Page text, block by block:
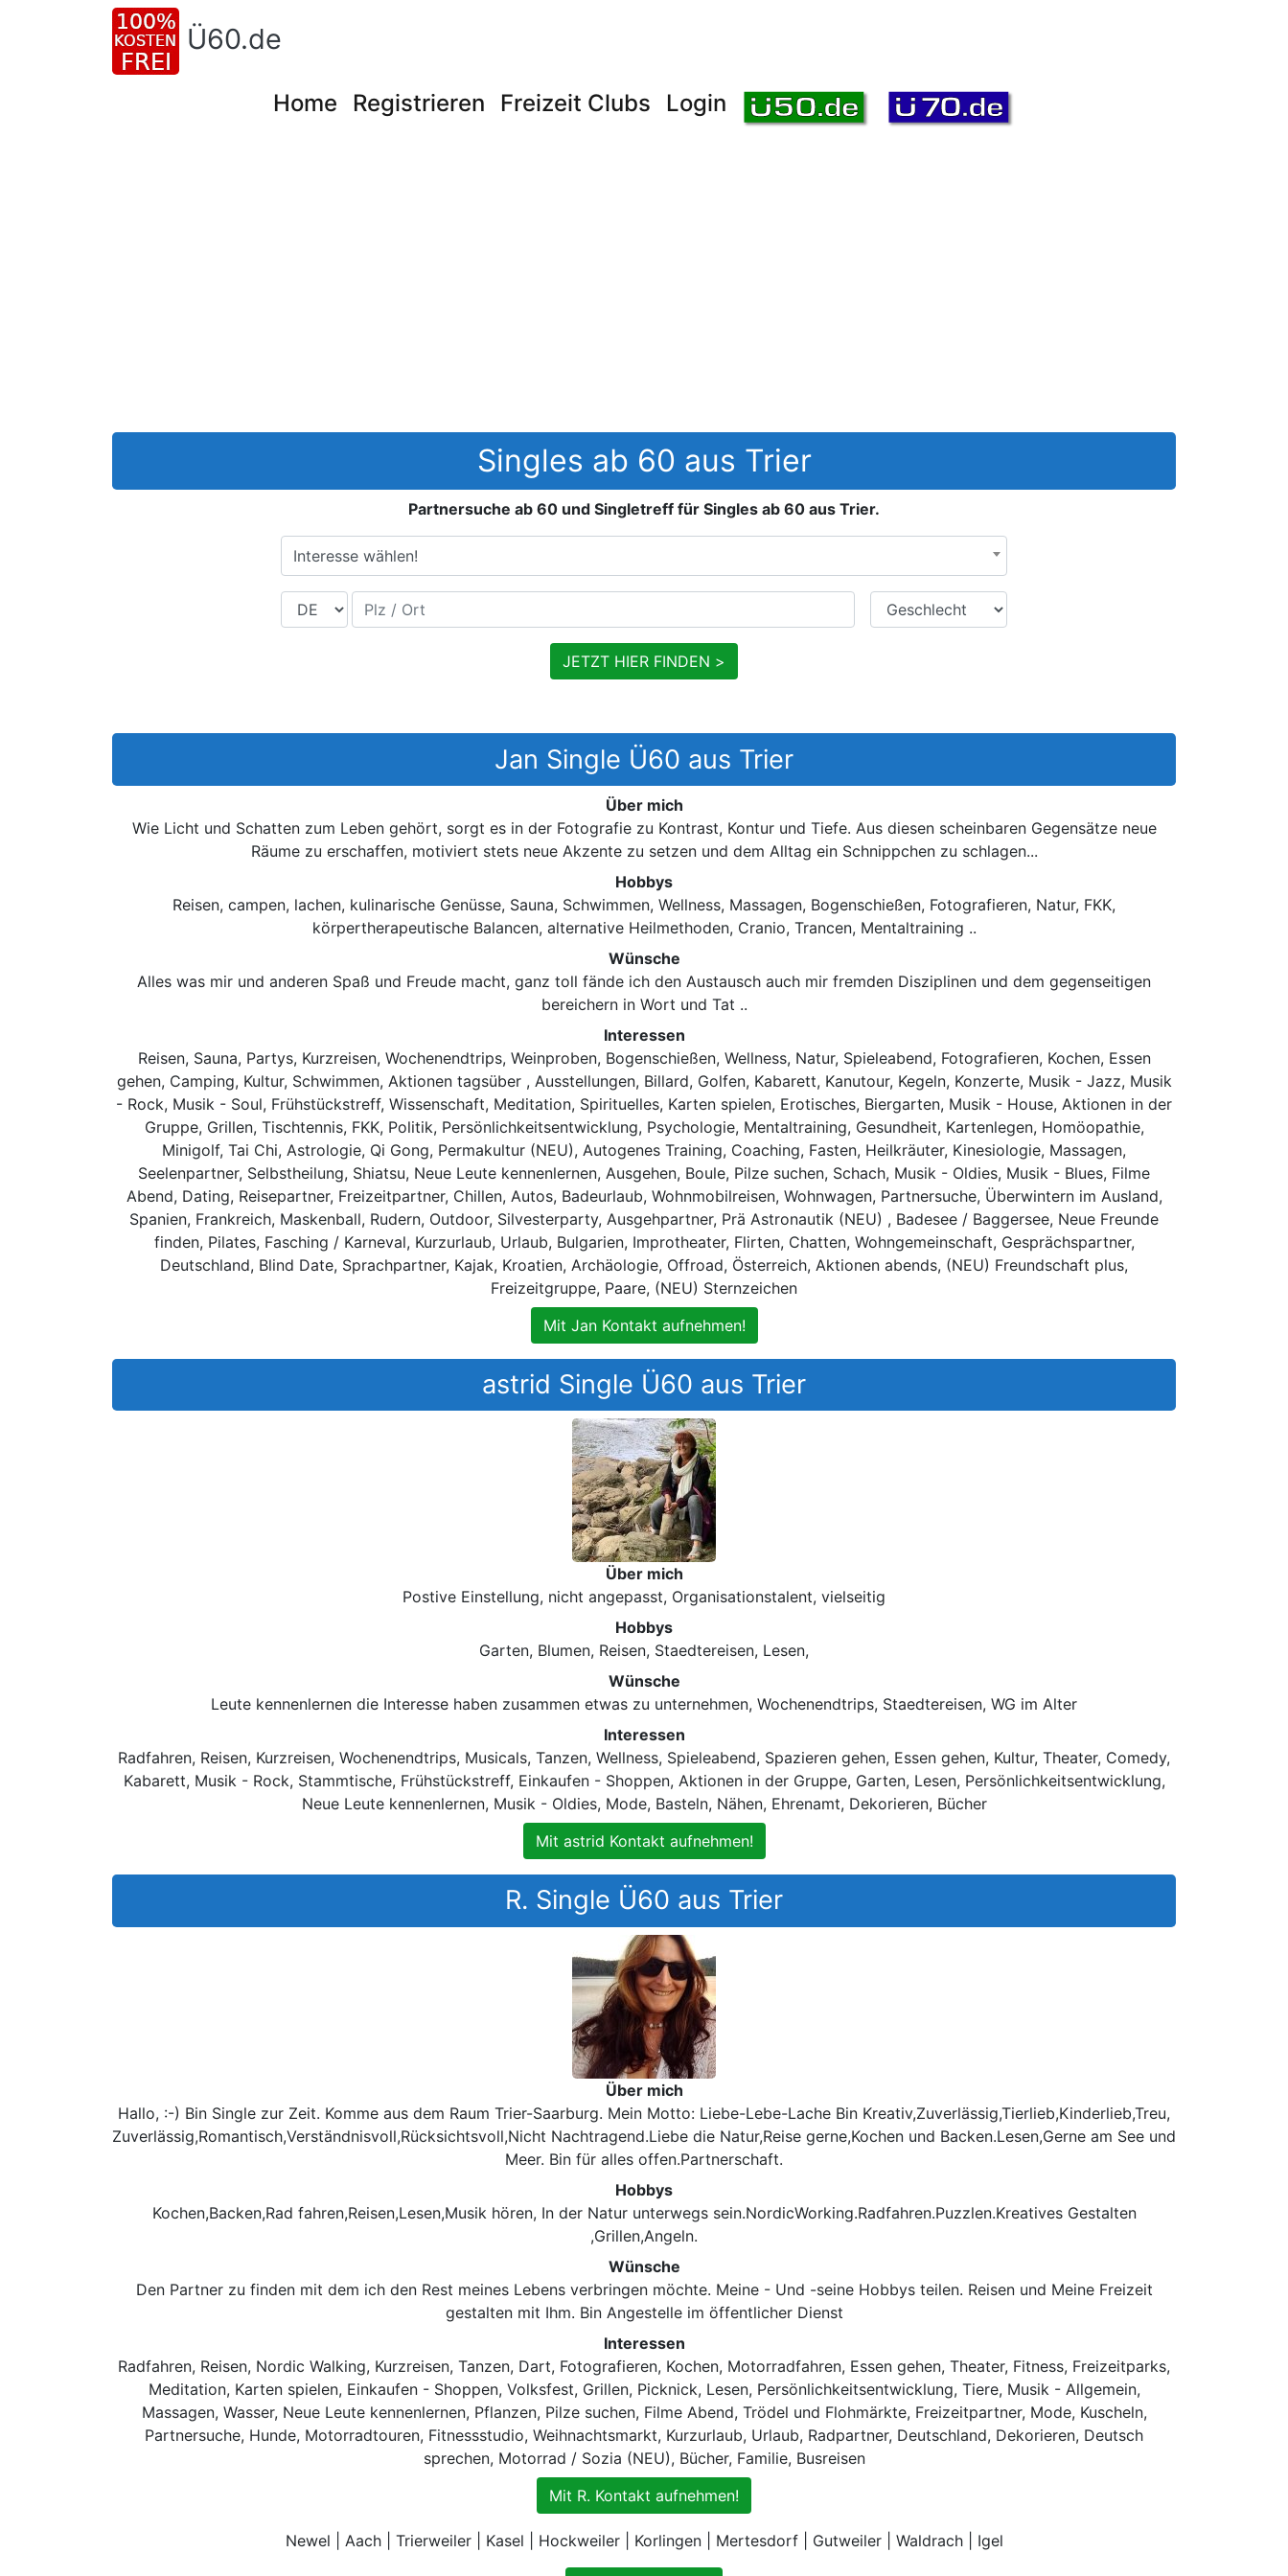
Ü60.de
Home Registrieren Freizeit Clubs Login
Singles ab 60 aus Trier
Partnersuche ab 60 und Singletreff für Singles ab 60 aus Trier.
Interesse wählen!
Land Plz / Ort Geschlecht
JETZT HIER FINDEN >
Jan Single Ü60 aus Trier
Über mich
Wie Licht und Schatten zum Leben gehört, sorgt es in der Fotografie zu Kontrast, Kontur und Tiefe. Aus diesen scheinbaren Gegensätze neue
Räume zu erschaffen, motiviert stets neue Akzente zu setzen und dem Alltag ein Schnippchen zu schlagen...
Hobbys
Reisen, campen, lachen, kulinarische Genüsse, Sauna, Schwimmen, Wellness, Massagen, Bogenschießen, Fotografieren, Natur, FKK,
körpertherapeutische Balancen, alternative Heilmethoden, Cranio, Trancen, Mentaltraining ..
Wünsche
Alles was mir und anderen Spaß und Freude macht, ganz toll fände ich den Austausch auch mir fremden Disziplinen und dem gegenseitigen
bereichern in Wort und Tat ..
Interessen
Reisen, Sauna, Partys, Kurzreisen, Wochenendtrips, Weinproben, Bogenschießen, Wellness, Natur, Spieleabend, Fotografieren, Kochen, Essen
gehen, Camping, Kultur, Schwimmen, Aktionen tagsüber , Ausstellungen, Billard, Golfen, Kabarett, Kanutour, Kegeln, Konzerte, Musik - Jazz, Musik
- Rock, Musik - Soul, Frühstückstreff, Wissenschaft, Meditation, Spirituelles, Karten spielen, Erotisches, Biergarten, Musik - House, Aktionen in der
Gruppe, Grillen, Tischtennis, FKK, Politik, Persönlichkeitsentwicklung, Psychologie, Mentaltraining, Gesundheit, Kartenlegen, Homöopathie,
Minigolf, Tai Chi, Astrologie, Qi Gong, Permakultur (NEU), Autogenes Training, Coaching, Fasten, Heilkräuter, Kinesiologie, Massagen,
Seelenpartner, Selbstheilung, Shiatsu, Neue Leute kennenlernen, Ausgehen, Boule, Pilze suchen, Schach, Musik - Oldies, Musik - Blues, Filme
Abend, Dating, Reisepartner, Freizeitpartner, Chillen, Autos, Badeurlaub, Wohnmobilreisen, Wohnwagen, Partnersuche, Überwintern im Ausland,
Spanien, Frankreich, Maskenball, Rudern, Outdoor, Silvesterparty, Ausgehpartner, Prä Astronautik (NEU) , Badesee / Baggersee, Neue Freunde
finden, Pilates, Fasching / Karneval, Kurzurlaub, Urlaub, Bulgarien, Improtheater, Flirten, Chatten, Wohngemeinschaft, Gesprächspartner,
Deutschland, Blind Date, Sprachpartner, Kajak, Kroatien, Archäologie, Offroad, Österreich, Aktionen abends, (NEU) Freundschaft plus,
Freizeitgruppe, Paare, (NEU) Sternzeichen
Mit Jan Kontakt aufnehmen!
astrid Single Ü60 aus Trier
Über mich
Postive Einstellung, nicht angepasst, Organisationstalent, vielseitig
Hobbys
Garten, Blumen, Reisen, Staedtereisen, Lesen,
Wünsche
Leute kennenlernen die Interesse haben zusammen etwas zu unternehmen, Wochenendtrips, Staedtereisen, WG im Alter
Interessen
Radfahren, Reisen, Kurzreisen, Wochenendtrips, Musicals, Tanzen, Wellness, Spieleabend, Spazieren gehen, Essen gehen, Kultur, Theater, Comedy,
Kabarett, Musik - Rock, Stammtische, Frühstückstreff, Einkaufen - Shoppen, Aktionen in der Gruppe, Garten, Lesen, Persönlichkeitsentwicklung,
Neue Leute kennenlernen, Musik - Oldies, Mode, Basteln, Nähen, Ehrenamt, Dekorieren, Bücher
Mit astrid Kontakt aufnehmen!
R. Single Ü60 aus Trier
Über mich
Hallo, :-) Bin Single zur Zeit. Komme aus dem Raum Trier-Saarburg. Mein Motto: Liebe-Lebe-Lache Bin Kreativ,Zuverlässig,Tierlieb,Kinderlieb,Treu,
Zuverlässig,Romantisch,Verständnisvoll,Rücksichtsvoll,Nicht Nachtragend.Liebe die Natur,Reise gerne,Kochen und Backen.Lesen,Gerne am See und
Meer. Bin für alles offen.Partnerschaft.
Hobbys
Kochen,Backen,Rad fahren,Reisen,Lesen,Musik hören, In der Natur unterwegs sein.NordicWorking.Radfahren.Puzzlen.Kreatives Gestalten
,Grillen,Angeln.
Wünsche
Den Partner zu finden mit dem ich den Rest meines Lebens verbringen möchte. Meine - Und -seine Hobbys teilen. Reisen und Meine Freizeit
gestalten mit Ihm. Bin Angestelle im öffentlicher Dienst
Interessen
Radfahren, Reisen, Nordic Walking, Kurzreisen, Tanzen, Dart, Fotografieren, Kochen, Motorradfahren, Essen gehen, Theater, Fitness, Freizeitparks,
Meditation, Karten spielen, Einkaufen - Shoppen, Volksfest, Grillen, Picknick, Lesen, Persönlichkeitsentwicklung, Tiere, Musik - Allgemein,
Massagen, Wasser, Neue Leute kennenlernen, Pflanzen, Pilze suchen, Filme Abend, Trödel und Flohmärkte, Freizeitpartner, Mode, Kuscheln,
Partnersuche, Hunde, Motorradtouren, Fitnessstudio, Weihnachtsmarkt, Kurzurlaub, Urlaub, Radpartner, Deutschland, Dekorieren, Deutsch
sprechen, Motorrad / Sozia (NEU), Bücher, Familie, Busreisen
Mit R. Kontakt aufnehmen!
Newel | Aach | Trierweiler | Kasel | Hockweiler | Korlingen | Mertesdorf | Gutweiler | Waldrach | Igel